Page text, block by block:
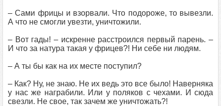
– Сами фрицы и взорвали. Что подороже, то вывезли.
А что не смогли увезти, уничтожили.
– Вот гады! – искренне расстроился первый парень. –
И что за натура такая у фрицев?! Ни себе ни людям.
– А ты бы как на их месте поступил?
– Как? Ну, не знаю. Не их ведь это все было! Наверняка
у нас же награбили. Или у поляков с чехами. И сюда
свезли. Не свое, так зачем же уничтожать?!